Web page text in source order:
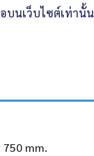
บนเว็บไซต์เท่านั้น
750 mm.